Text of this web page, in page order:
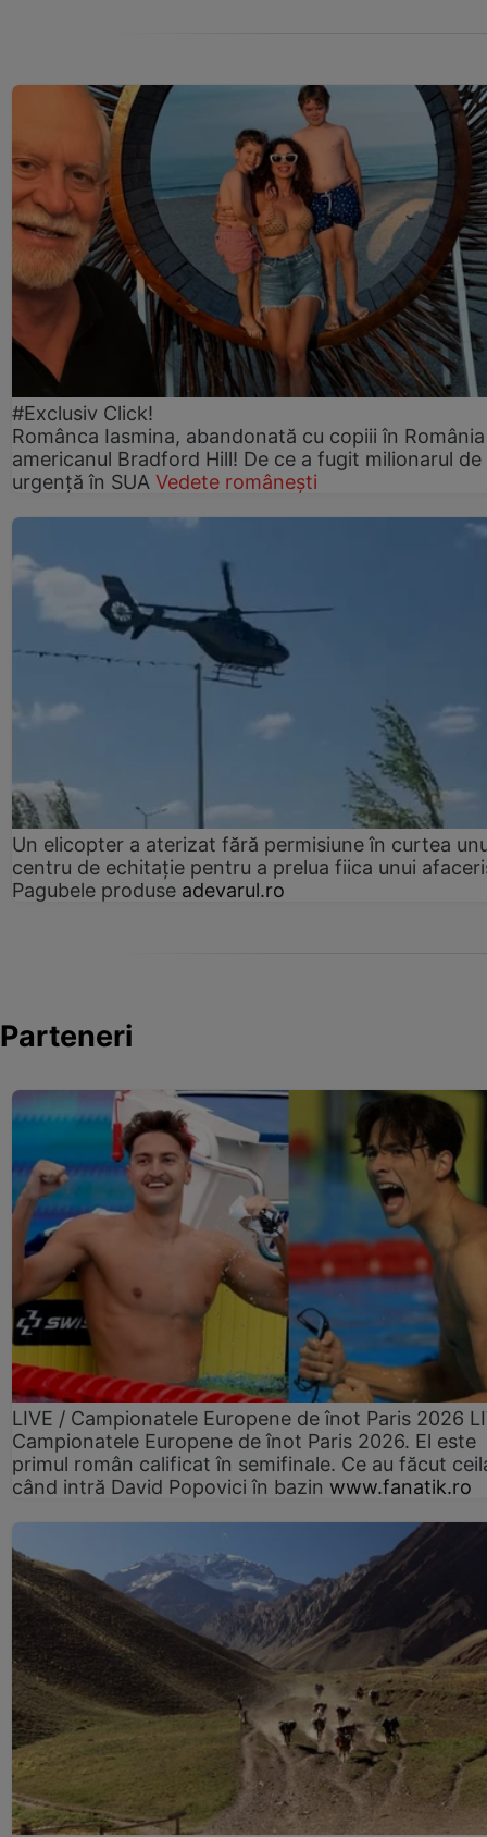
#Exclusiv Click!
Românca Iasmina, abandonată cu copiii în
americanul Bradford Hill! De ce a fugit milionarul de
urgență în SUA Vedete românești
Un elicopter a aterizat fără permisiune în curtea
centru de echitație pentru a prelua fiica unui
Pagubele produse adevarul.ro
Parteneri
LIVE / Campionatele Europene de înot Paris 2026
Campionatele Europene de înot Paris 2026. El este
primul român calificat în semifinale. Ce au făcut
când intră David Popovici în bazin www.fanatik.ro